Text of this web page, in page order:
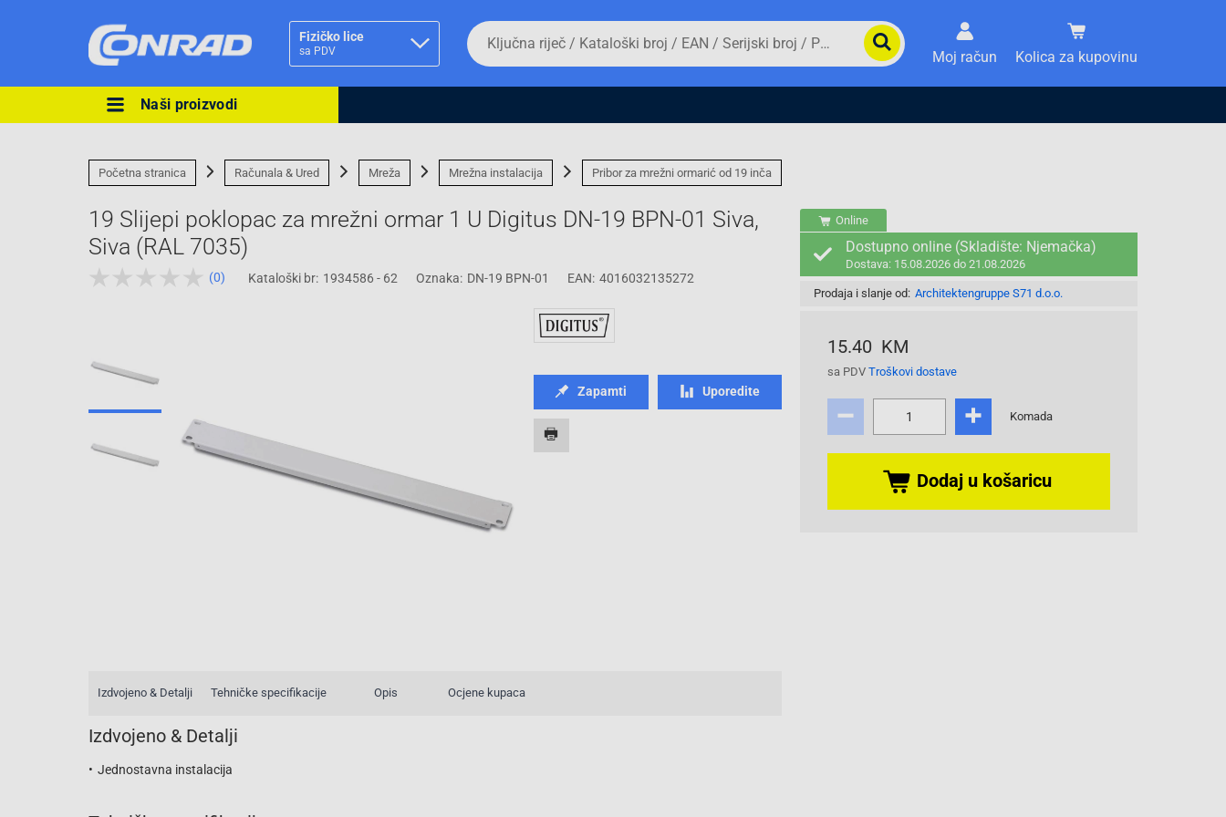
Fizičko lice
sa PDV
Ova postavka prilagođava asortiman proizvoda i
Pravno lice Fizičko lice
Da
biste
potražili
proizvod,
broj,
EAN
serijski
Moj račun Kolica za kupovinu
Naši proizvodi
Početna stranica Računala & Ured Mreža Mrežna instalacija Pribor za mrežni ormarić od 19 inča
19 Slijepi poklopac za mrežni ormar 1 U Digitus DN-19 BPN-01 Siva,
Siva (RAL 7035)
(0) Kataloški br: 1934586 - 62 Oznaka: DN-19 BPN-01 EAN: 4016032135272
Online
Dostupno online (Skladište: Njemačka)
Dostava: 15.08.2026 do 21.08.2026
Prodaja i slanje od: Architektengruppe S71 d.o.o.
15.40 KM
sa PDV Troškovi dostave
Komada
Dodaj u košaricu
Zapamti Uporedite
Izdvojeno & Detalji Tehničke specifikacije Opis Ocjene kupaca
Izdvojeno & Detalji
Jednostavna instalacija